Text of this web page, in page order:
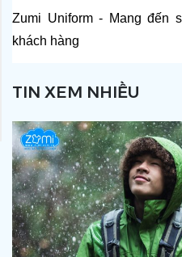
TIN XEM NHIỀU
Zumi Uniform - Mang đến
khách hàng